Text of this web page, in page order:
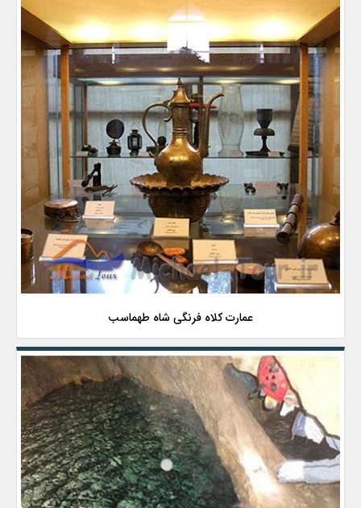
عمارت کلاه فرنگی شاه طهماسب